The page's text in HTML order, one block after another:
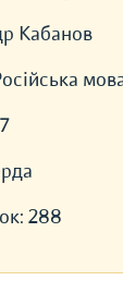
Кабанов
288